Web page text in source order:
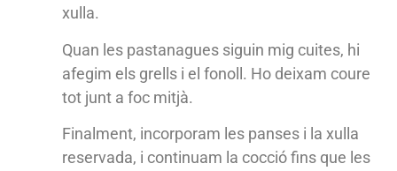
xulla.
Quan les pastanagues siguin mig cuites, hi
afegim els grells i el fonoll. Ho deixam coure
tot junt a foc mitjà.
Finalment, incorporam les panses i la xulla
reservada, i continuam la cocció fins que les